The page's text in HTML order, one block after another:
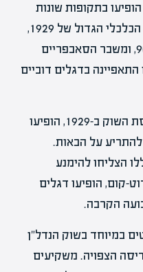
בתקופות שונות
בהיסטוריה, כמו בתקופת המשבר הכלכלי הגדול של 1929,
קריסת הדוט-קום בסוף שנות ה-90, ומשבר הסאבפריים
התאפיינה בדגלים דוביים
באמצע שנות ה-20, עוד לפני קריסת השוק ב-1929, הופיעו
להתריע על הבאות.
הצליחו להימנע
קום, הופיעו דגלים
הקרבה.
במיוחד בשוק הנדל"ן
הצפויה. משקיעים